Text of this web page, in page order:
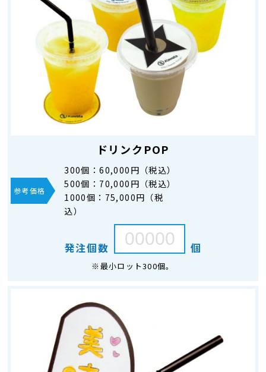
ドリンクPOP
参考価格
300個：60,000円（税込）
500個： 70,000円（税込）
1000個： 75,000円（税
込）
発注個数 個
※最小ロット300個。